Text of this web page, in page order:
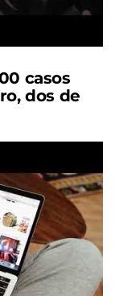
casos
dos de